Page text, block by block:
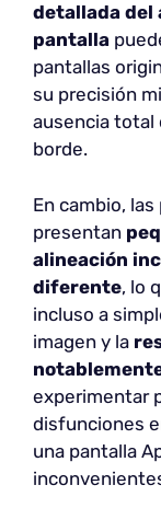
detallada del
pantalla
pantallas
su precisión
ausencia total
borde.
En cambio,
presentan
alineación
diferente, lo
incluso a
imagen y la
experimentar
disfunciones
una pantalla